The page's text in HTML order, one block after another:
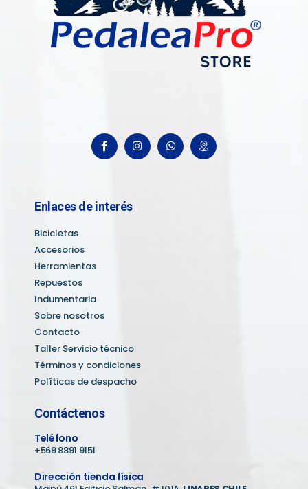
Enlaces de interés
Bicicletas
Accesorios
Herramientas
Repuestos
Indumentaria
Sobre nosotros
Contacto
Taller Servicio técnico
Términos y condiciones
Políticas de despacho
Contáctenos
Teléfono
+569 8891 9151
Dirección tienda física